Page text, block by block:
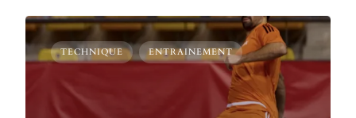
TECHNIQUE ENTRAINEMENT